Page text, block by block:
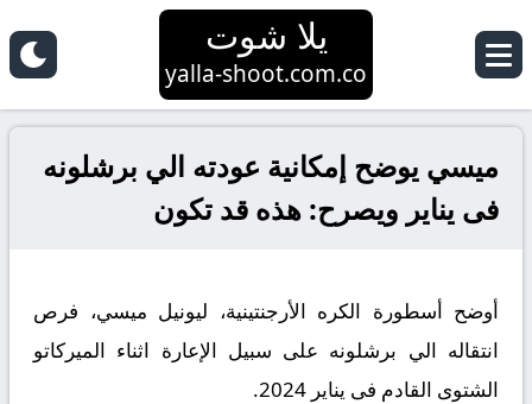
يلا شوت
yalla-shoot.com.co
ميسي يوضح إمكانية عودته الي برشلونه
فى يناير ويصرح: هذه قد تكون
أوضح أسطورة الكره الأرجنتينية، ليونيل ميسي، فرص
انتقاله الي برشلونه على سبيل الإعارة اثناء الميركاتو
الشتوى القادم فى يناير 2024.